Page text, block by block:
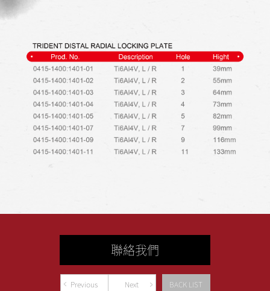
聯絡我們
Previous Next BACK LIST